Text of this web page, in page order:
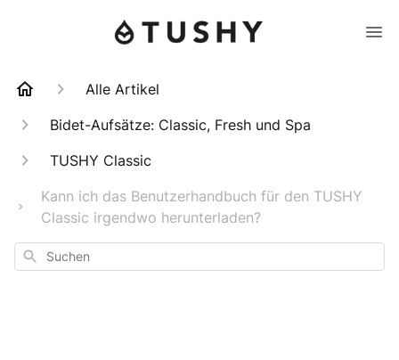
Alle Artikel
Bidet-Aufsätze: Classic, Fresh und Spa
TUSHY Classic
Kann ich das Benutzerhandbuch für den TUSHY
Classic irgendwo herunterladen?
Suchen